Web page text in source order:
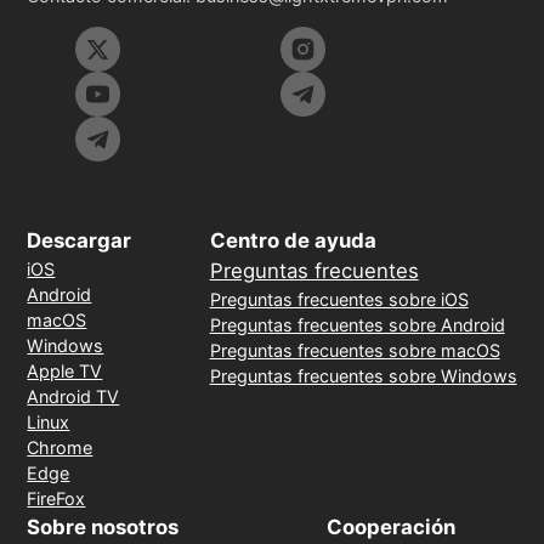
Descargar
iOS
Android
macOS
Windows
Apple TV
Android TV
Linux
Chrome
Edge
FireFox
Centro de ayuda
Preguntas frecuentes
Preguntas frecuentes sobre iOS
Preguntas frecuentes sobre Android
Preguntas frecuentes sobre macOS
Preguntas frecuentes sobre Windows
Sobre nosotros Cooperación